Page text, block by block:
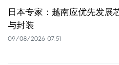
日本专家：越南应优先发展
与封装
09/08/2026 07:51